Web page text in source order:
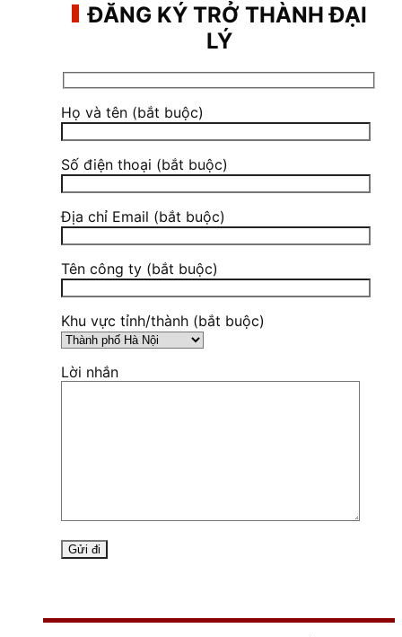
ĐĂNG KÝ TRỞ THÀNH ĐẠI
LÝ
Họ và tên (bắt buộc)
Số điện thoại (bắt buộc)
Địa chỉ Email (bắt buộc)
Tên công ty (bắt buộc)
Khu vực tỉnh/thành (bắt buộc)
Lời nhắn